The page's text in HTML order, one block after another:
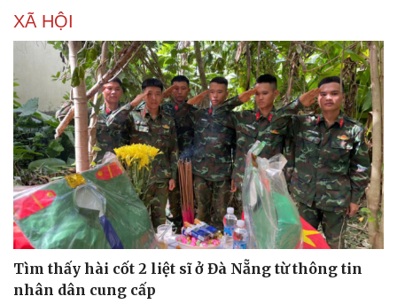
XÃ HỘI
Tìm thấy hài cốt 2 liệt sĩ ở Đà Nẵng từ thông tin
nhân dân cung cấp